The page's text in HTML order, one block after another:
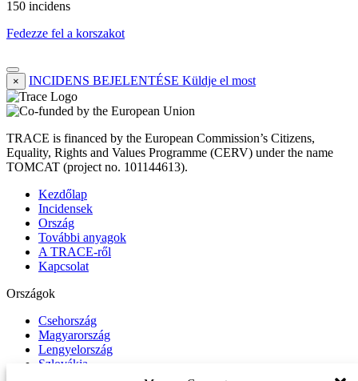
150 incidens
Fedezze fel a korszakot
× INCIDENS BEJELENTÉSE Küldje el most
TRACE is financed by the European Commission’s Citizens,
Equality, Rights and Values Programme (CERV) under the name
TOMCAT (project no. 101144613).
Kezdőlap
Incidensek
Ország
További anyagok
A TRACE-ről
Kapcsolat
Országok
Csehország
Magyarország
Lengyelország
Szlovákia